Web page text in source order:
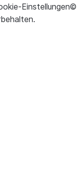
Einstellungen©
.